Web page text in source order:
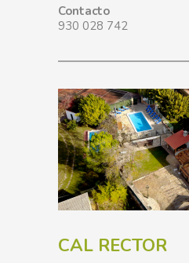
Contacto
930 028 742
CAL RECTOR